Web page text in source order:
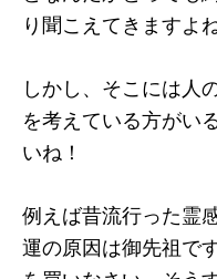
り聞こえてきますよ
しかし、そこには人
を考えている方がい
いね！
例えば昔流行った霊
運の原因は御先祖で